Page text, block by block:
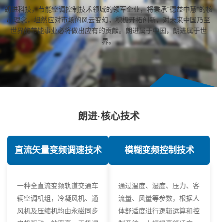
朗进科技，节能空调控制技术领域的领军企业，将秉承“德益中慧”的核
心理念，坦然应对市场的风云变幻，积极开拓创新，对未来中国乃至
世界的节能事业必将做出应有的贡献。朗进属于中国，朗进属于世
界。
朗进·核心技术
直流矢量变频调速技术
一种全直流变频轨道交通车
辆空调机组，冷凝风机、通
风机及压缩机均由永磁同步
模糊变频控制技术
通过温度、湿度、压力、客
流量、风量等参数，根据人
体舒适度进行逻辑运算和控